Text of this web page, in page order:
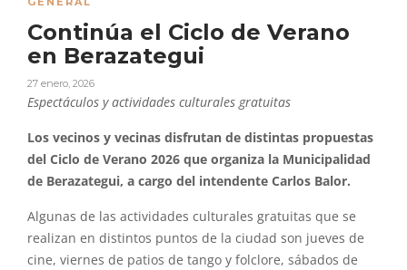
Continúa el Ciclo de Verano
en Berazategui
27 enero, 2026
Espectáculos y actividades culturales gratuitas
Los vecinos y vecinas disfrutan de distintas propuestas
del Ciclo de Verano 2026 que organiza la Municipalidad
de Berazategui, a cargo del intendente Carlos Balor.
Algunas de las actividades culturales gratuitas que se
realizan en distintos puntos de la ciudad son jueves de
cine, viernes de patios de tango y folclore, sábados de